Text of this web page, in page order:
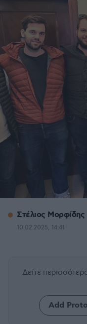
Στέλιος Μορφίδης
10.02.2025, 14:41
Δείτε
Add